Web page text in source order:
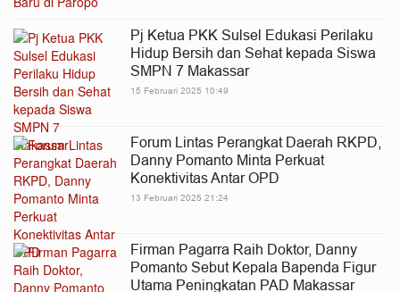
Pj Ketua PKK Sulsel Edukasi Perilaku
Hidup Bersih dan Sehat kepada Siswa
SMPN 7 Makassar
15 Februari 2025 10:49
Forum Lintas Perangkat Daerah RKPD,
Danny Pomanto Minta Perkuat
Konektivitas Antar OPD
13 Februari 2025 21:24
Firman Pagarra Raih Doktor, Danny
Pomanto Sebut Kepala Bapenda Figur
Utama Peningkatan PAD Makassar